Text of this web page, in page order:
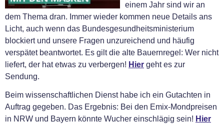
einem Jahr sind wir an
dem Thema dran. Immer wieder kommen neue Details ans
Licht, auch wenn das Bundesgesundheitsministerium
blockiert und unsere Fragen unzureichend und häufig
verspätet beantwortet. Es gilt die alte Bauernregel: Wer nicht
liefert, der hat etwas zu verbergen! Hier geht es zur
Sendung.
Beim wissenschaftlichen Dienst habe ich ein Gutachten in
Auftrag gegeben. Das Ergebnis: Bei den Emix-Mondpreisen
in NRW und Bayern könnte Wucher einschlägig sein! Hier